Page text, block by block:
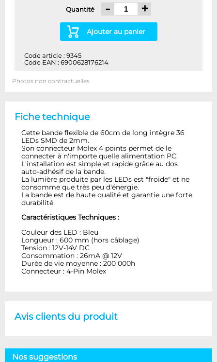
Quantité - +
Ajouter au panier
Code article : 9345
Code EAN : 6900628176214
Photos non contractuelles
Fiche technique
Cette bande flexible de 60cm de long intègre 36
LEDs SMD de 2mm.
Son connecteur Molex 4 points permet de le
connecter à n'importe quelle alimentation PC.
L'installation est simple et rapide grâce au dos
auto-adhésif de la bande.
La lumière produite par les LEDs est "froide" et ne
consomme que très peu d'énergie.
La bande est de haute qualité et garantie une forte
durabilité.
Caractéristiques Techniques :
Couleur des LED : Bleu
Longueur : 600 mm (hors câblage)
Tension : 12V-14V DC
Consommation : 26mA @ 12V
Durée de vie moyenne : 200 000h
Connecteur : 4-Pin Molex
Avis clients du produit
Nos suggestions